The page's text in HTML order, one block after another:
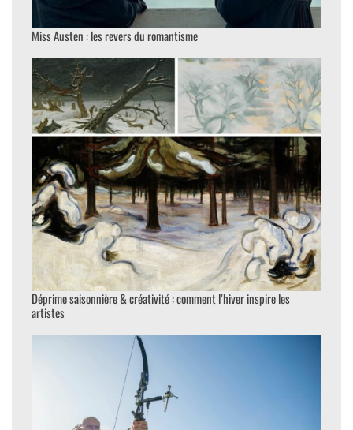
Miss Austen : les revers du romantisme
Déprime saisonnière & créativité : comment l’hiver inspire les
artistes